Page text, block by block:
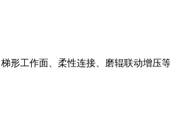
形工作面、柔性连接、磨辊联动增压